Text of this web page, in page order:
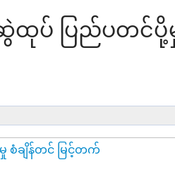
ပ် ပြည်ပတင်ပို့မှု